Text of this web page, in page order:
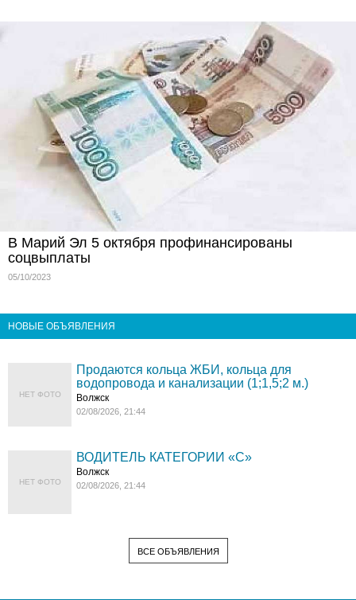
В Марий Эл 5 октября профинансированы
соцвыплаты
05/10/2023
НОВЫЕ ОБЪЯВЛЕНИЯ
НЕТ ФОТО
Продаются кольца ЖБИ, кольца для
водопровода и канализации (1;1,5;2 м.)
Волжск
02/08/2026, 21:44
НЕТ ФОТО
ВОДИТЕЛЬ КАТЕГОРИИ «C»
Волжск
02/08/2026, 21:44
ВСЕ ОБЪЯВЛЕНИЯ